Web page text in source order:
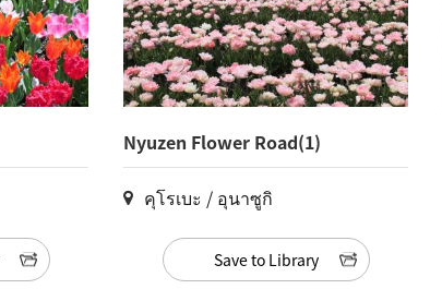
Nyuzen Flower Road(1)
คุโรเบะ / อุนาซูกิ
Save to Library